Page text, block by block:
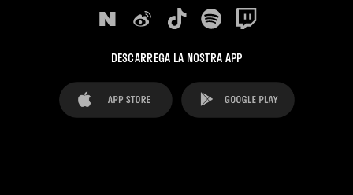
DESCARREGA LA NOSTRA APP